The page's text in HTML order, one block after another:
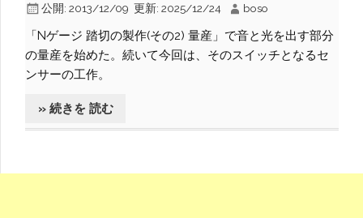
公開: 2013/12/09 更新: 2025/12/24 boso
「Nゲージ 踏切の製作(その2) 量産」で音と光を出す部分
の量産を始めた。続いて今回は、そのスイッチとなるセ
ンサーの工作。
» 続きを 読む